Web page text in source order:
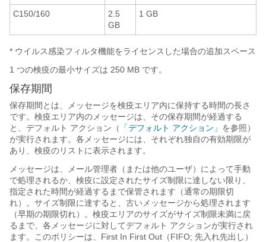
C150/160
2.5
GB
1 GB
* ウイルス感染フィルタ機能をライセンスした場合の追加スペース
1 つの検疫の最小サイズは 250 MB です。
保存期間
保存期間とは、メッセージを検疫エリア内に保持する時間の長さ
です。検疫エリア内のメッセージは、その保存期間が経過する
と、デフォルト アクション（
「デフォルト アクション」 を参照）
が実行されます。各メッセージには、それぞれ独自の有効期限が
あり、検疫のリストに表示されます。
メッセージは、メール管理者（または他のユーザ）によって手動
で処理されるか、検疫に設定されたサイズ制限に達しない限り、
指定された時間が経過するまで保管されます（通常の期限切
れ）。サイズ制限に達すると、古いメッセージから処理されます
（早期の期限切れ）。検疫エリアのサイズがサイズ制限未満に戻
るまで、各メッセージに対してデフォルト アクションが実行され
ます。このポリシーは、First In First Out（FIFO; 先入れ先出し）